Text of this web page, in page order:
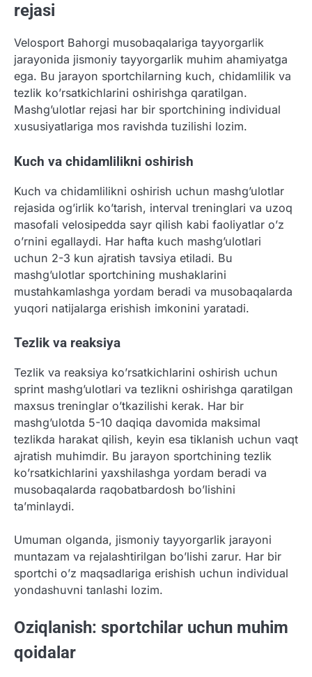
rejasi
Velosport Bahorgi musobaqalariga tayyorgarlik
jarayonida jismoniy tayyorgarlik muhim ahamiyatga
ega. Bu jarayon sportchilarning kuch, chidamlilik va
tezlik ko’rsatkichlarini oshirishga qaratilgan.
Mashg’ulotlar rejasi har bir sportchining individual
xususiyatlariga mos ravishda tuzilishi lozim.
Kuch va chidamlilikni oshirish
Kuch va chidamlilikni oshirish uchun mashg’ulotlar
rejasida og’irlik ko’tarish, interval treninglari va uzoq
masofali velosipedda sayr qilish kabi faoliyatlar o’z
o’rnini egallaydi. Har hafta kuch mashg’ulotlari
uchun 2-3 kun ajratish tavsiya etiladi. Bu
mashg’ulotlar sportchining mushaklarini
mustahkamlashga yordam beradi va musobaqalarda
yuqori natijalarga erishish imkonini yaratadi.
Tezlik va reaksiya
Tezlik va reaksiya ko’rsatkichlarini oshirish uchun
sprint mashg’ulotlari va tezlikni oshirishga qaratilgan
maxsus treninglar o’tkazilishi kerak. Har bir
mashg’ulotda 5-10 daqiqa davomida maksimal
tezlikda harakat qilish, keyin esa tiklanish uchun vaqt
ajratish muhimdir. Bu jarayon sportchining tezlik
ko’rsatkichlarini yaxshilashga yordam beradi va
musobaqalarda raqobatbardosh bo’lishini
ta’minlaydi.
Umuman olganda, jismoniy tayyorgarlik jarayoni
muntazam va rejalashtirilgan bo’lishi zarur. Har bir
sportchi o’z maqsadlariga erishish uchun individual
yondashuvni tanlashi lozim.
Oziqlanish: sportchilar uchun muhim
qoidalar